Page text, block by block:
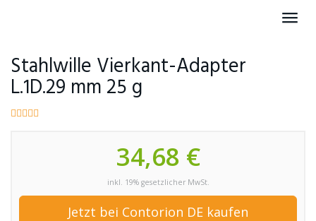
Stahlwille Vierkant-Adapter
L.1D.29 mm 25 g
34,68 €
inkl. 19% gesetzlicher MwSt.
Jetzt bei Contorion DE kaufen